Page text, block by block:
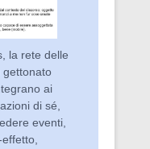
la rete delle
gettonato
ai
di sé,
eventi,